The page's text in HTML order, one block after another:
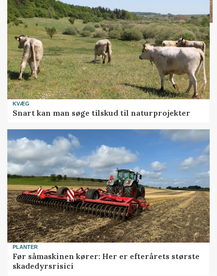
KVÆG
Snart kan man søge tilskud til naturprojekter
PLANTER
Før såmaskinen kører: Her er efterårets største
skadedyrsrisici